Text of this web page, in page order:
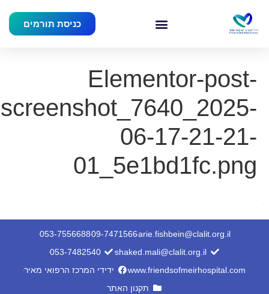
כניסת תורמים
Elementor-post-
screenshot_7640_2025-
06-17-21-21-
01_5e1bd1fc.png
arie.fishbein@clalit.org.il
09-7471566
053-7556688
shaked.mali@clalit.org.il
053-7482540
www.friendsofmeirhospital.com
ידידי המרכז הרפואי מאיר
תקנון האתר